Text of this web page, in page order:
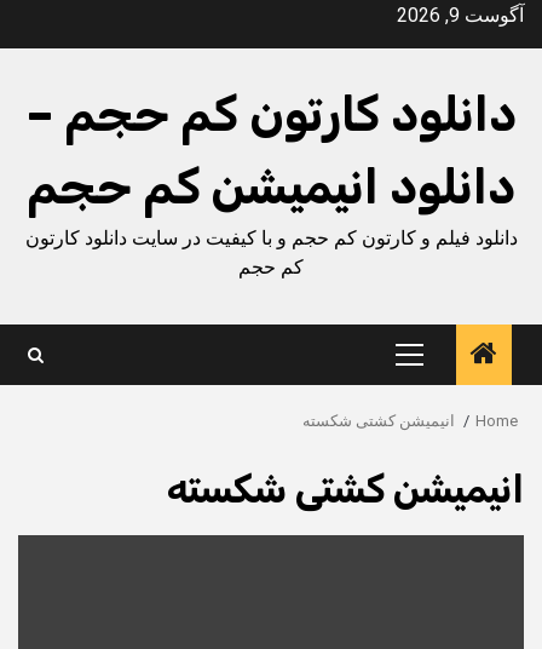
Skipآگوست 9, 2026
دانلود کارتون کم حجم –
دانلود انیمیشن کم حجم
دانلود فیلم و کارتون کم حجم و با کیفیت در سایت دانلود کارتون
کم حجم
Primary
Menu
Home انیمیشن کشتی شکسته
انیمیشن کشتی شکسته